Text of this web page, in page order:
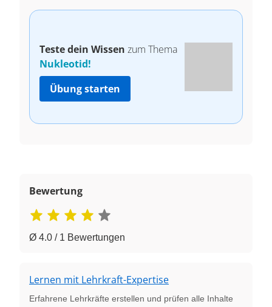
Teste dein Wissen zum Thema
Nukleotid!
Übung starten
Bewertung
Ø 4.0 / 1 Bewertungen
Lernen mit Lehrkraft-Expertise
Erfahrene Lehrkräfte erstellen und prüfen alle Inhalte